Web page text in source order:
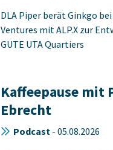
DLA Piper berät Ginkgo
Ventures mit ALP.X zur
GUTE UTA Quartiers
Kaffeepause mit
Ebrecht
Podcast - 05.08.2026